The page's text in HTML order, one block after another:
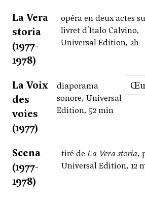
La Vera
storia
(1977-
1978)
opéra en deux actes
livret d'Italo Calvino,
Universal Edition, 2h
La Voix
des
voies
(1977)
diaporama
sonore, Universal
Edition, 52 min
Scena
(1977-
1978)
tiré deLa Vera storia,
Universal Edition, 12